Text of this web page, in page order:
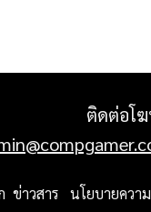
ติดต่อโ
ข่าวสาร นโยบายควา